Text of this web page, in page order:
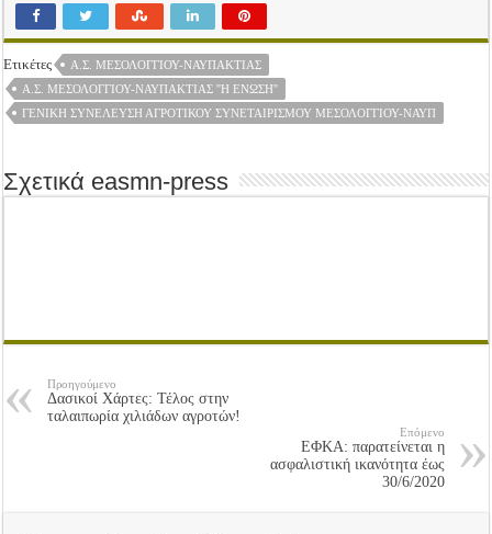
Ετικέτες
Α.Σ. ΜΕΣΟΛΟΓΓΙΟΥ-ΝΑΥΠΑΚΤΙΑΣ
Α.Σ. ΜΕΣΟΛΟΓΓΊΟΥ-ΝΑΥΠΑΚΤΊΑΣ ''Η ΈΝΩΣΗ''
ΓΕΝΙΚΉ ΣΥΝΈΛΕΥΣΗ ΑΓΡΟΤΙΚΟΎ ΣΥΝΕΤΑΙΡΙΣΜΟΎ ΜΕΣΟΛΟΓΓΊΟΥ-ΝΑΥΠ
Σχετικά easmn-press
Προηγούμενο
Δασικοί Χάρτες: Τέλος στην
ταλαιπωρία χιλιάδων αγροτών!
Επόμενο
ΕΦΚΑ: παρατείνεται η
ασφαλιστική ικανότητα έως
30/6/2020